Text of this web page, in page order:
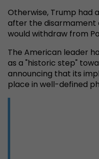
Otherwise, Trump had
after the disarmament
would withdraw from
The American leader
as a "historic step"
announcing that its
place in well-defined